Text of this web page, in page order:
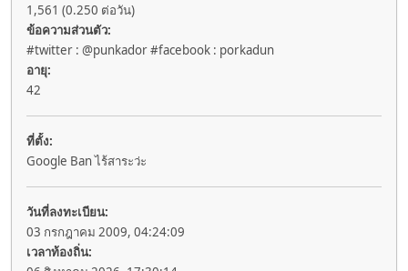
1,561 (0.250 ต่อวัน)
ข้อความส่วนตัว:
#twitter : @punkador #facebook : porkadun
อายุ:
42
ที่ตั้ง:
Google Ban ไร้สาระว่ะ
วันที่ลงทะเบียน:
03 กรกฎาคม 2009, 04:24:09
เวลาท้องถิ่น: